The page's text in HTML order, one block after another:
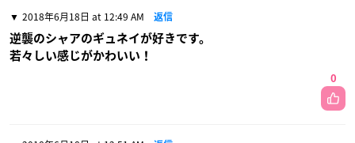
2018年6月18日 at 12:49 AM 返信
逆襲のシャアのギュネイが好きです。
若々しい感じがかわいい！
0